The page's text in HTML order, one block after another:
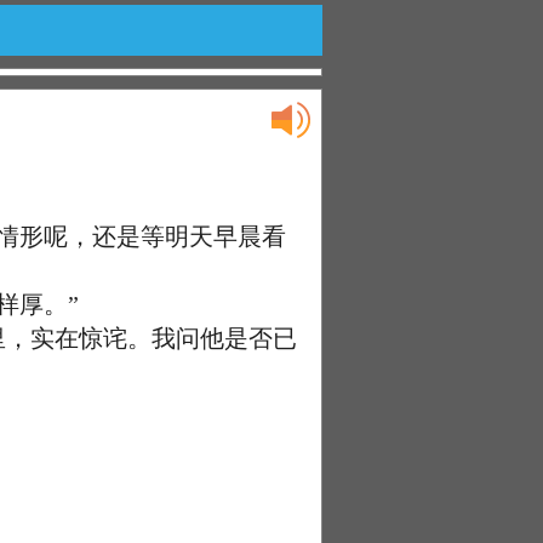
呢，还是等明天早晨看
厚。”
实在惊诧。我问他是否已